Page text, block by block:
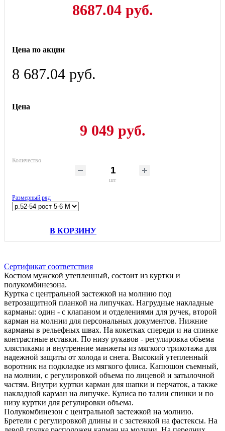
8687.04 руб.
Цена по акции
8 687.04 руб.
Цена
9 049 руб.
Количество
шт
Размерный ряд
В КОРЗИНУ
Сертификат соответствия
Костюм мужской утепленный, состоит из куртки и
полукомбинезона.
Куртка с центральной застежкой на молнию под
ветрозащитной планкой на липучках. Нагрудные накладные
карманы: один - с клапаном и отделениями для ручек, второй
карман на молнии для персональных документов. Нижние
карманы в рельефных швах. На кокетках спереди и на спинке
контрастные вставки. По низу рукавов - регулировка объема
хлястиками и внутренние манжеты из мягкого трикотажа для
надежной защиты от холода и снега. Высокий утепленный
воротник на подкладке из мягкого флиса. Капюшон съемный,
на молнии, с регулировкой объема по лицевой и затылочной
частям. Внутри куртки карман для шапки и перчаток, а также
накладной карман на липучке. Кулиса по талии спинки и по
низу куртки для регулировки объема.
Полукомбинезон с центральной застежкой на молнию.
Бретели с регулировкой длины и с застежкой на фастексы. На